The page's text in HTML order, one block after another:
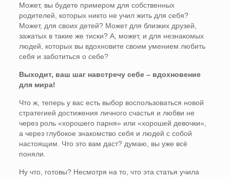
Может, вы будете примером для собственных
родителей, которых никто не учил жить для себя?
Может, для своих детей? Может для близких друзей,
зажатых в такие же тиски? А, может, и для незнакомых
людей, которых вы вдохновите своим умением любить
себя и заботиться о себе?
Выходит, ваш шаг навстречу себе – вдохновение
для мира!
Что ж, теперь у вас есть выбор воспользоваться новой
стратегией достижения личного счастья и любви не
через роль «хорошего парня» или «хорошей девочки»,
а через глубокое знакомство себя и людей с собой
настоящим. Что это вам даст? думаю, вы уже всё
поняли.
Ну что, готовы? Несмотря на то, что эта статья учила